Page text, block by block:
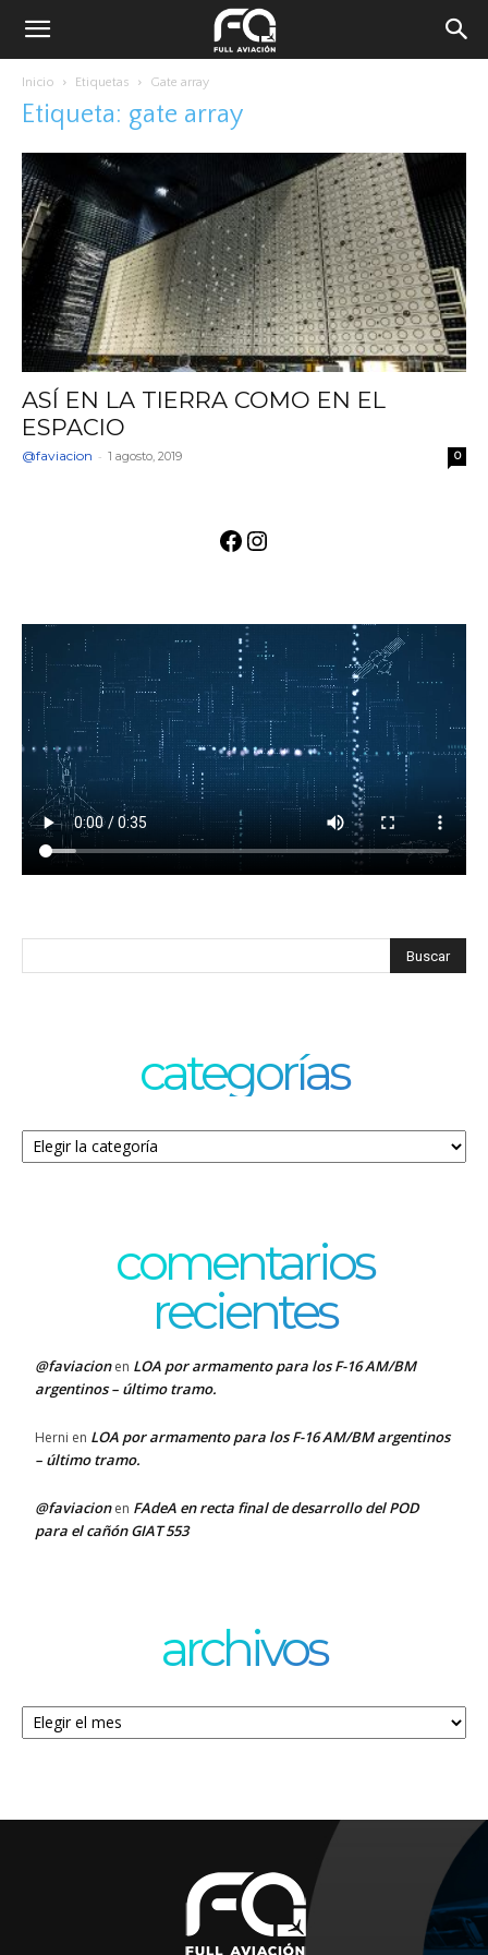
Inicio Etiquetas Gate array
Etiqueta: gate array
ASÍ EN LA TIERRA COMO EN EL
ESPACIO
@faviacion - 1 agosto, 2019 0
Facebook
Instagram
categorías
Categorías
comentarios
recientes
@faviacionen LOA por armamento para los F-16 AM/BM
argentinos – último tramo.
Herni en LOA por armamento para los F-16 AM/BM argentinos
– último tramo.
@faviacionen FAdeA en recta final de desarrollo del POD
para el cañón GIAT 553
archivos
Archivos